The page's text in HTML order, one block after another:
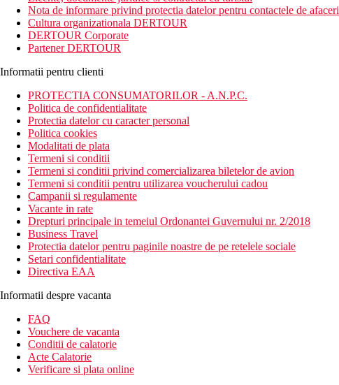
Distanta
Plaja: 90 m, 300 m pana la plaja privata a hotelului
Aeroport: 65 km Antalya
Centrul orasului: 1 km Side, 5 km Manavgat
Posibilitati de cumparaturi: in imediata apropiere a hotelului
Descrierea camerei
Toate tipurile de camere dispun de:
baie cu dus sau cada
uscator de par
aer conditionat
seif
telefon
minibar
TV
pat dublu sau doua paturi twin
Descrierea hotelului
Hotelul dispune de:
WiFi
parcare
receptie 24/7
piscina
inchirieri automobile
divertisment de seara
gradina
sauna
Nota de informare privind protectia datelor pentru contactele de afaceri
Cultura organizationala DERTOUR
DERTOUR Corporate
Partener DERTOUR
Informatii pentru clienti
PROTECTIA CONSUMATORILOR - A.N.P.C.
Politica de confidentialitate
Protectia datelor cu caracter personal
Politica cookies
Modalitati de plata
Termeni si conditii
Termeni si conditii privind comercializarea biletelor de avion
Termeni si conditii pentru utilizarea voucherului cadou
Campanii si regulamente
Vacante in rate
Drepturi principale in temeiul Ordonantei Guvernului nr. 2/2018
Business Travel
Protectia datelor pentru paginile noastre de pe retelele sociale
Setari confidentialitate
Directiva EAA
Informatii despre vacanta
FAQ
Vouchere de vacanta
Conditii de calatorie
Acte Calatorie
Verificare si plata online